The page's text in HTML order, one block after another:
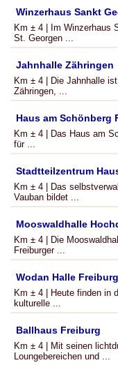
Winzerhaus Sankt
Km ± 4 | Im Winzerhaus
St. Georgen ...
Jahnhalle Zähringen
Km ± 4 | Die Jahnhalle
Zähringen, ...
Haus am Schönberg
Km ± 4 | Das Haus am
für ...
Stadtteilzentrum
Km ± 4 | Das
Vauban bildet ...
Mooswaldhalle
Km ± 4 | Die
Freiburger ...
Wodan Halle Freiburg
Km ± 4 | Heute finden in
kulturelle ...
Ballhaus Freiburg
Km ± 4 | Mit seinen
Loungebereichen und ...